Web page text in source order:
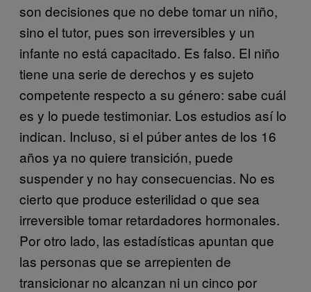
son decisiones que no debe tomar un niño,
sino el tutor, pues son irreversibles y un
infante no está capacitado. Es falso. El niño
tiene una serie de derechos y es sujeto
competente respecto a su género: sabe cuál
es y lo puede testimoniar. Los estudios así lo
indican. Incluso, si el púber antes de los 16
años ya no quiere transición, puede
suspender y no hay consecuencias. No es
cierto que produce esterilidad o que sea
irreversible tomar retardadores hormonales.
Por otro lado, las estadísticas apuntan que
las personas que se arrepienten de
transicionar no alcanzan ni un cinco por